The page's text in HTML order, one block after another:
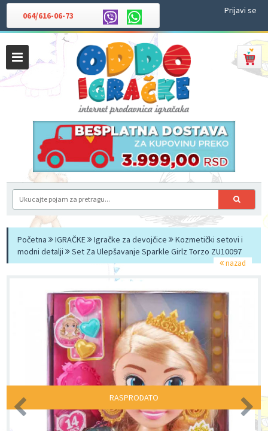
064/616-06-73 Prijavi se
Početna IGRAČKE Igračke za devojčice
Kozmetički setovi i
modni detalji
Set Za Ulepšavanje Sparkle Girlz Torzo ZU10097
nazad
RASPRODATO